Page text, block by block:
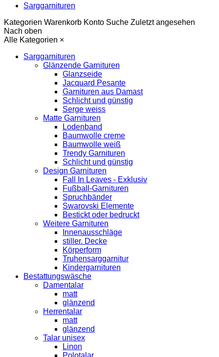
Sarggarnituren
Kategorien Warenkorb Konto Suche Zuletzt angesehen
Nach oben
Alle Kategorien ×
Sarggarnituren
Glänzende Garnituren
Glanzseide
Jacquard Pesante
Garnituren aus Damast
Schlicht und günstig
Serge weiss
Matte Garnituren
Lodenband
Baumwolle creme
Baumwolle weiß
Trendy Garnituren
Schlicht und günstig
Design Garnituren
Fall In Leaves - Exklusiv
Fußball-Garnituren
Spruchbänder
Swarovski Elemente
Bestickt oder bedruckt
Weitere Garnituren
Innenausschläge
stiller. Decke
Körperform
Truhensarggarnitur
Kindergarnituren
Bestattungswäsche
Damentalar
matt
glänzend
Herrentalar
matt
glänzend
Talar unisex
Linon
Polotalar